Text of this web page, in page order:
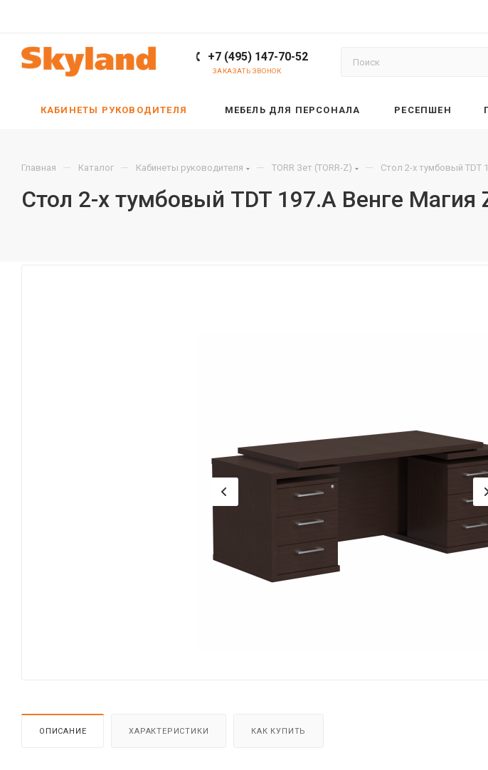
+7 (495) 147-70-52
ЗАКАЗАТЬ ЗВОНОК
КАБИНЕТЫ РУКОВОДИТЕЛЯ МЕБЕЛЬ ДЛЯ ПЕРСОНАЛА РЕСЕПШЕН
Главная — Каталог — Кабинеты руководителя — TORR Зет (TORR-Z) — Стол 2-х тумбовый TDT
Стол 2-х тумбовый TDT 197.A Венге Магия
ОПИСАНИЕ ХАРАКТЕРИСТИКИ КАК КУПИТЬ